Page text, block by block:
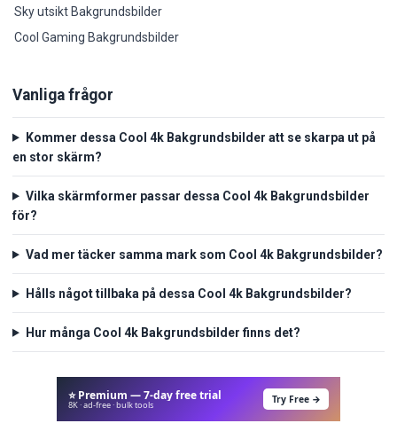
Sky utsikt Bakgrundsbilder
Cool Gaming Bakgrundsbilder
Vanliga frågor
Kommer dessa Cool 4k Bakgrundsbilder att se skarpa ut på
en stor skärm?
Vilka skärmformer passar dessa Cool 4k Bakgrundsbilder
för?
Vad mer täcker samma mark som Cool 4k Bakgrundsbilder?
Hålls något tillbaka på dessa Cool 4k Bakgrundsbilder?
Hur många Cool 4k Bakgrundsbilder finns det?
⭐ Premium — 7-day free trial
8K · ad-free · bulk tools Try Free →